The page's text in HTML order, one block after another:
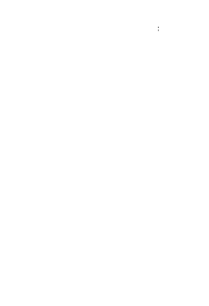
Fiyat